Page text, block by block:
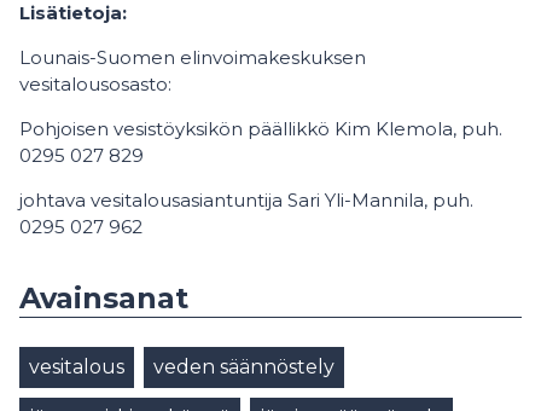
Lisätietoja:
Lounais-Suomen elinvoimakeskuksen
vesitalousosasto:
Pohjoisen vesistöyksikön päällikkö Kim Klemola, puh.
0295 027 829
johtava vesitalousasiantuntija Sari Yli-Mannila, puh.
0295 027 962
Avainsanat
vesitalous veden säännöstely